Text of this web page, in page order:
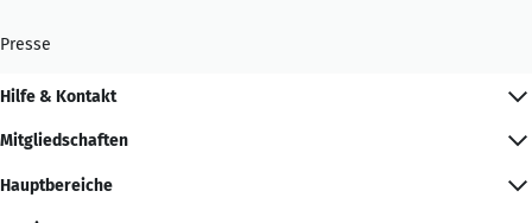
Presse
Hilfe & Kontakt
Mitgliedschaften
Hauptbereiche